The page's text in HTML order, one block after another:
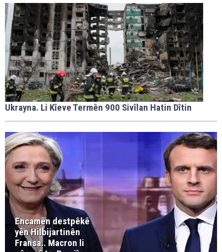
Ukrayna. Li Kîeve Termên 900 Sivîlan Hatin Dîtin
Encamên destpêkê
yên Hilbijartinên
Fransa.. Macron li